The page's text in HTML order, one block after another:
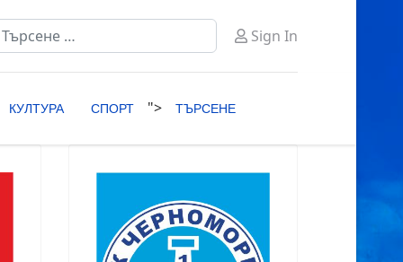
Sign In
КУЛТУРА СПОРТ "> ТЪРСЕНЕ